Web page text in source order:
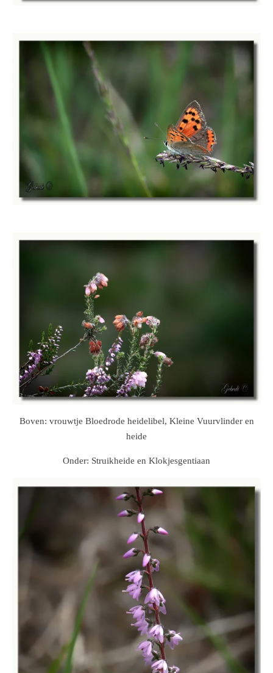
Boven: vrouwtje Bloedrode heidelibel, Kleine Vuurvlinder en
heide
Onder: Struikheide en Klokjesgentiaan